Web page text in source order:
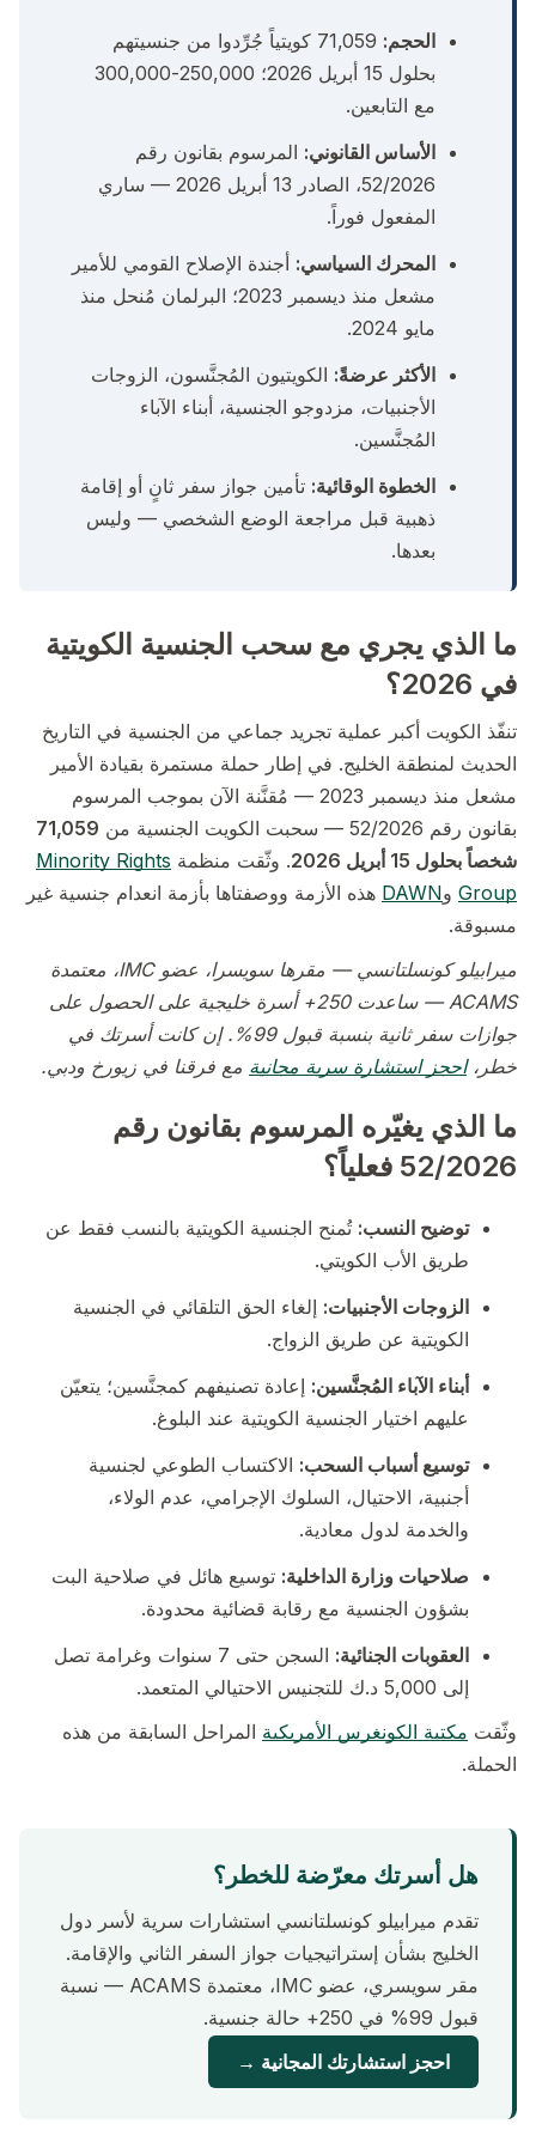
الحجم:
71,059 كويتياً جُرِّدوا من جنسيتهم
بحلول 15 أبريل 2026؛ 250,000-300,000
مع التابعين.
الأساس القانوني: المرسوم بقانون رقم
52/2026، الصادر 13 أبريل 2026 — ساري
المفعول فوراً.
المحرك السياسي: أجندة الإصلاح القومي للأمير
مشعل منذ ديسمبر 2023؛ البرلمان مُنحل منذ
مايو 2024.
الأكثر عرضةً: الكويتيون المُجنَّسون، الزوجات
الأجنبيات، مزدوجو الجنسية، أبناء الآباء
المُجنَّسين.
الخطوة الوقائية: تأمين جواز سفر ثانٍ أو إقامة
ذهبية قبل مراجعة الوضع الشخصي — وليس
بعدها.
ما الذي يجري مع سحب الجنسية الكويتية
في 2026؟
تنفّذ الكويت أكبر عملية تجريد جماعي من الجنسية في التاريخ
الحديث لمنطقة الخليج. في إطار حملة مستمرة بقيادة الأمير
مشعل منذ ديسمبر 2023 — مُقنَّنة الآن بموجب المرسوم
بقانون رقم 52/2026 — سحبت الكويت الجنسية من
71,059
شخصاً بحلول 15 أبريل 2026
. وثّقت منظمة Minority Rights
Group وDAWN هذه الأزمة ووصفتاها بأزمة انعدام جنسية غير
مسبوقة.
ميرابيلو كونسلتانسي — مقرها سويسرا، عضو IMC، معتمدة
ACAMS — ساعدت 250+ أسرة خليجية على الحصول على
جوازات سفر ثانية بنسبة قبول 99%. إن كانت أسرتك في
خطر،احجز استشارة سرية مجانية مع فرقنا في زيورخ ودبي.
ما الذي يغيّره المرسوم بقانون رقم
52/2026 فعلياً؟
توضيح النسب: تُمنح الجنسية الكويتية بالنسب فقط عن
طريق الأب الكويتي.
الزوجات الأجنبيات: إلغاء الحق التلقائي في الجنسية
الكويتية عن طريق الزواج.
أبناء الآباء المُجنَّسين: إعادة تصنيفهم كمجنَّسين؛ يتعيّن
عليهم اختيار الجنسية الكويتية عند البلوغ.
توسيع أسباب السحب: الاكتساب الطوعي لجنسية
أجنبية، الاحتيال، السلوك الإجرامي، عدم الولاء،
والخدمة لدول معادية.
صلاحيات وزارة الداخلية: توسيع هائل في صلاحية البت
بشؤون الجنسية مع رقابة قضائية محدودة.
العقوبات الجنائية:
السجن حتى 7 سنوات وغرامة تصل
إلى 5,000 د.ك للتجنيس الاحتيالي المتعمد.
وثّقت مكتبة الكونغرس الأمريكية المراحل السابقة من هذه
الحملة.
هل أسرتك معرّضة للخطر؟
تقدم ميرابيلو كونسلتانسي استشارات سرية لأسر دول
الخليج بشأن إستراتيجيات جواز السفر الثاني والإقامة.
مقر سويسري، عضو IMC، معتمدة ACAMS — نسبة
قبول 99% في 250+ حالة جنسية.
احجز استشارتك المجانية →